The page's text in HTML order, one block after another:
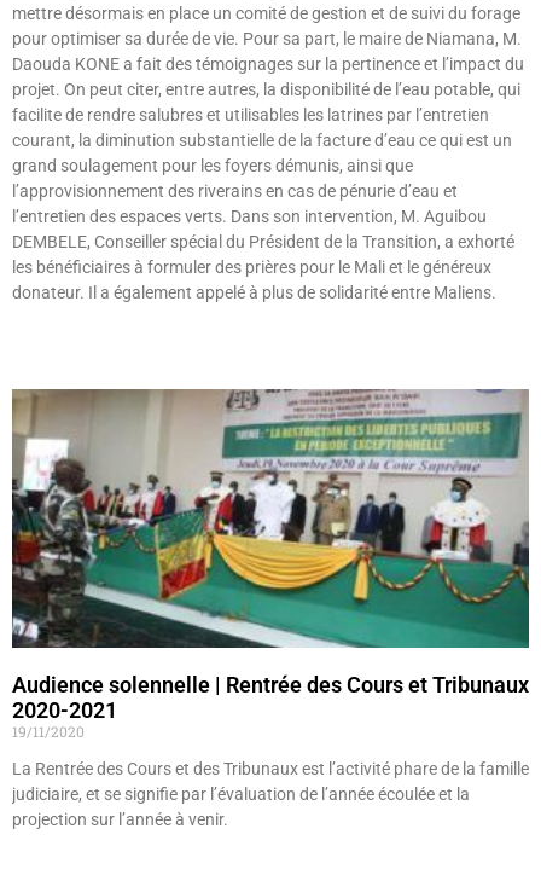
mettre désormais en place un comité de gestion et de suivi du forage
pour optimiser sa durée de vie. Pour sa part, le maire de Niamana, M.
Daouda KONE a fait des témoignages sur la pertinence et l’impact du
projet. On peut citer, entre autres, la disponibilité de l’eau potable, qui
facilite de rendre salubres et utilisables les latrines par l’entretien
courant, la diminution substantielle de la facture d’eau ce qui est un
grand soulagement pour les foyers démunis, ainsi que
l’approvisionnement des riverains en cas de pénurie d’eau et
l’entretien des espaces verts. Dans son intervention, M. Aguibou
DEMBELE, Conseiller spécial du Président de la Transition, a exhorté
les bénéficiaires à formuler des prières pour le Mali et le généreux
donateur. Il a également appelé à plus de solidarité entre Maliens.
Audience solennelle | Rentrée des Cours et Tribunaux
2020-2021
19/11/2020
La Rentrée des Cours et des Tribunaux est l’activité phare de la famille
judiciaire, et se signifie par l’évaluation de l’année écoulée et la
projection sur l’année à venir.